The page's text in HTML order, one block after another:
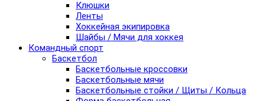
Клюшки
Ленты
Хоккейная экипировка
Шайбы / Мячи для хоккея
Командный спорт
Баскетбол
Баскетбольные кроссовки
Баскетбольные мячи
Баскетбольные стойки / Щиты / Кольца